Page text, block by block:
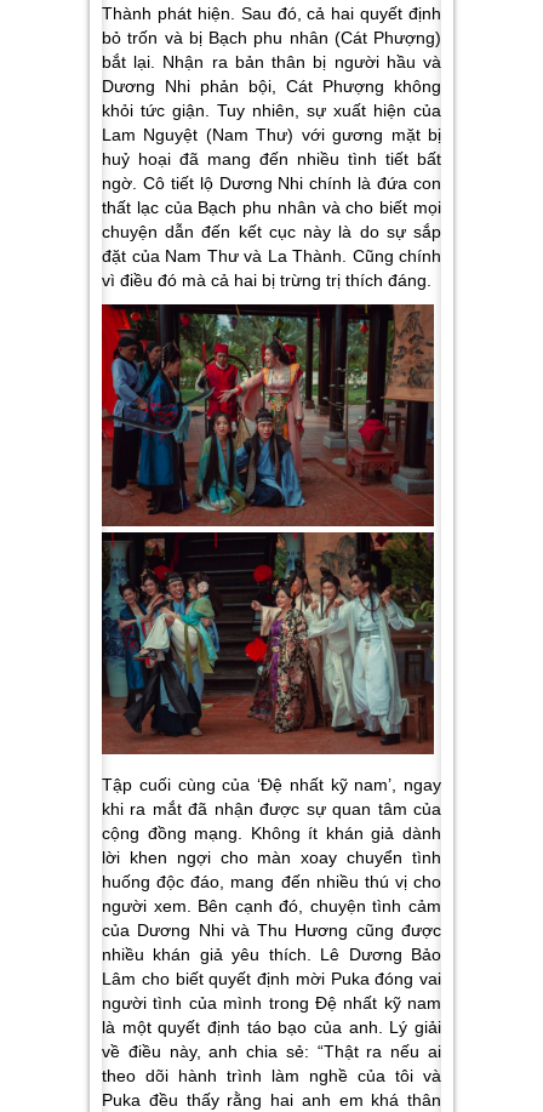
Thành phát hiện. Sau đó, cả hai quyết định
bỏ trốn và bị Bạch phu nhân (Cát Phượng)
bắt lại. Nhận ra bản thân bị người hầu và
Dương Nhi phản bội, Cát Phượng không
khỏi tức giận. Tuy nhiên, sự xuất hiện của
Lam Nguyệt (Nam Thư) với gương mặt bị
huỷ hoại đã mang đến nhiều tình tiết bất
ngờ. Cô tiết lộ Dương Nhi chính là đứa con
thất lạc của Bạch phu nhân và cho biết mọi
chuyện dẫn đến kết cục này là do sự sắp
đặt của Nam Thư và La Thành. Cũng chính
vì điều đó mà cả hai bị trừng trị thích đáng.
Tập cuối cùng của ‘Đệ nhất kỹ nam’, ngay
khi ra mắt đã nhận được sự quan tâm của
cộng đồng mạng. Không ít khán giả dành
lời khen ngợi cho màn xoay chuyển tình
huống độc đáo, mang đến nhiều thú vị cho
người xem. Bên cạnh đó, chuyện tình cảm
của Dương Nhi và Thu Hương cũng được
nhiều khán giả yêu thích. Lê Dương Bảo
Lâm cho biết quyết định mời Puka đóng vai
người tình của mình trong Đệ nhất kỹ nam
là một quyết định táo bạo của anh. Lý giải
về điều này, anh chia sẻ: “Thật ra nếu ai
theo dõi hành trình làm nghề của tôi và
Puka đều thấy rằng hai anh em khá thân